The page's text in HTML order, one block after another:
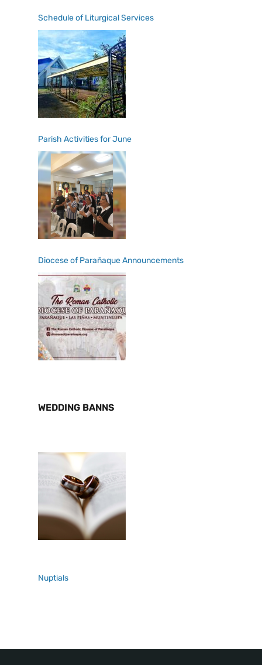
Schedule of Liturgical Services
Parish Activities for June
Diocese of Parañaque Announcements
WEDDING BANNS
Nuptials